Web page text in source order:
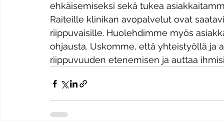
ehkäisemiseksi sekä tukea
Raiteille klinikan avopalvelut ovat
riippuvaisille. Huolehdimme myös
ohjausta. Uskomme, että yhteistyöllä ja
riippuvuuden etenemisen ja auttaa